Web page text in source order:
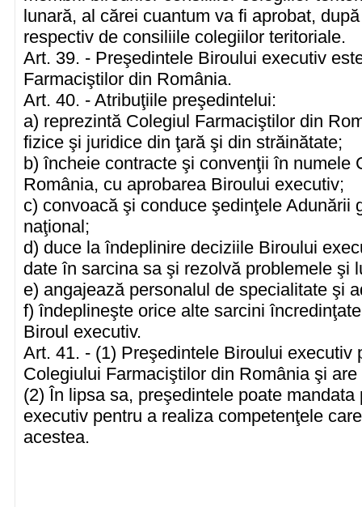
lunară, al cărei cuantum va fi aprobat,
respectiv de consiliile colegiilor teritoriale.
Art. 39. - Preşedintele Biroului executiv
Farmaciştilor din România.
Art. 40. - Atribuţiile preşedintelui:
a) reprezintă Colegiul Farmaciştilor din
fizice şi juridice din ţară şi din străinătate;
b) încheie contracte şi convenţii în numele
România, cu aprobarea Biroului executiv;
c) convoacă şi conduce şedinţele Adunării
naţional;
d) duce la îndeplinire deciziile Biroului
date în sarcina sa şi rezolvă problemele şi
e) angajează personalul de specialitate şi
f) îndeplineşte orice alte sarcini
Biroul executiv.
Art. 41. - (1) Preşedintele Biroului executiv
Colegiului Farmaciştilor din România şi
(2) În lipsa sa, preşedintele poate
executiv pentru a realiza competenţele
acestea.